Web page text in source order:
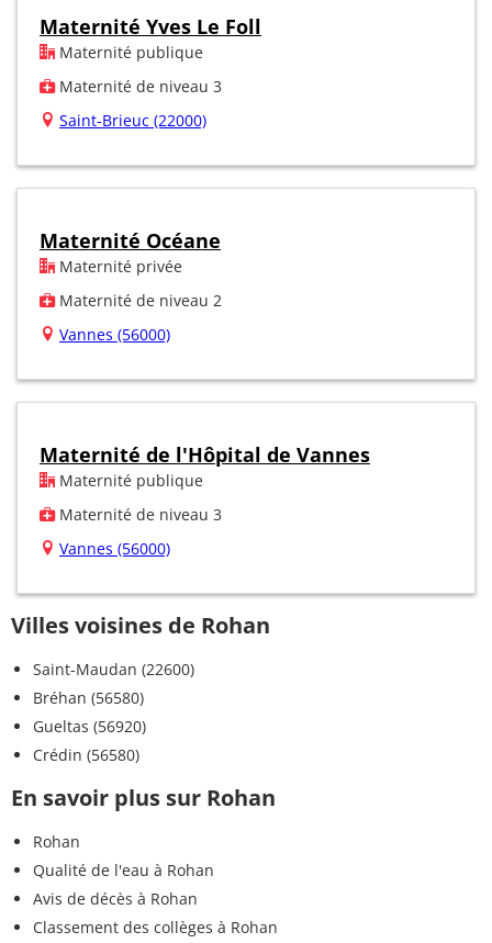
Maternité Yves Le Foll
Maternité publique
Maternité de niveau 3
Saint-Brieuc (22000)
Maternité Océane
Maternité privée
Maternité de niveau 2
Vannes (56000)
Maternité de l'Hôpital de Vannes
Maternité publique
Maternité de niveau 3
Vannes (56000)
Villes voisines de Rohan
Saint-Maudan (22600)
Bréhan (56580)
Gueltas (56920)
Crédin (56580)
En savoir plus sur Rohan
Rohan
Qualité de l'eau à Rohan
Avis de décès à Rohan
Classement des collèges à Rohan